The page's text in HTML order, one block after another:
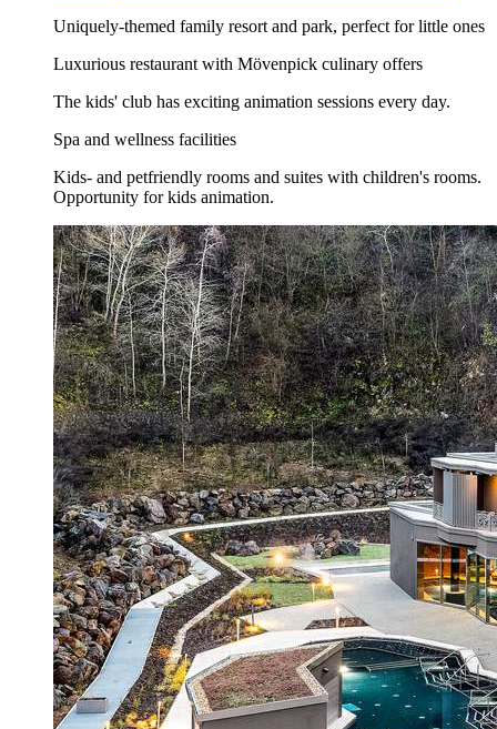
Uniquely-themed family resort and park, perfect for little ones
Luxurious restaurant with Mövenpick culinary offers
The kids' club has exciting animation sessions every day.
Spa and wellness facilities
Kids- and petfriendly rooms and suites with children's rooms.
Opportunity for kids animation.